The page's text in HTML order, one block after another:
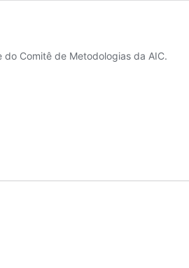
Comitê de Metodologias da AIC.